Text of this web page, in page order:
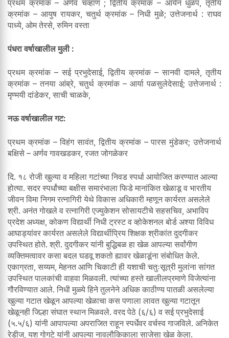
प्रथम क्रमांक – अर्णव चव्हाण ; द्वितीय क्रमांक – आर्यन धुळप, तृतीय
क्रमांक – आयुष रायकर, चतुर्थ क्रमांक – निधी मुळे; उत्तेजनार्थ : राघव
पाध्ये, ओम तेरसे, रु‍मिन वस्ता
पंधरा वर्षाखालील मुली :
प्रथम क्रमांक – सई प्रभुदेसाई, द्वितीय क्रमांक – सानवी दामले, तृतीय
क्रमांक – तनया आंब्रे, चतुर्थ क्रमांक – आर्या पळसुलेदेसाई; उत्तेजनार्थ :
मृण्मयी दांडेकर, साची चाळके,
नऊ वर्षाखालील गट:
प्रथम क्रमांक – विहंग सावंत, द्वितीय क्रमांक – पारस मुंडेकर; उत्तेजनार्थ
बक्षिसे – अर्णव गावखडकर, रजत जोगळेकर
दि. १८ रोजी खुल्या व महिला गटांच्या निवड स्पर्धा आयोजित करण्यात आल्या
होत्या. सदर स्पर्धांच्या बक्षीस समारंभाला फिडे मानांकित खेळाडू व भारतीय
जीवन विमा निगम रत्नागिरी येथे विकास अधिकारी म्हणून कार्यरत असलेले
श्री. अनंत गोखले व रत्नागिरी एज्युकेशन सोसायटीचे सहसचिव, अभाविप
प्रदेश अध्यक्ष, कोकण विद्यार्थी निधी ट्रस्ट व व्होकेशनल बोर्ड अश्या विविध
आघाड्यांवर कार्यरत असलेले विद्यार्थीप्रिय शिक्षक श्रीकांत दुदगीकर
उपस्थित होते. श्री. दुदगीकर यांनी बुद्धिबळ हा खेळ आपल्या सर्वांगीण
व्यक्तिमत्वावर कसा बदल घडवू शकतो ह्यावर खेळाडूंना संबोधित केले.
एकाग्रता, सय्यम, मेहनत आणि चिकाटी ही यशाची चतुःसूत्री मुलांना सांगत
उपस्थित पालकांची वाहवा मिळवली. त्यांच्या हस्ते खालीलप्रमाणे विजेत्यांना
गौरविण्यात आले. निधी मुळ्ये हिने तुलनेने अधिक काठीण्य पातळी असलेल्या
खुल्या गटात खेळून आपल्या खेळाचा कस पणाला लावत खुल्या गटातून
खेळूनही जिल्हा संघात स्थान मिळवले. वरद पेठे (६/६) व सई प्रभुदेसाई
(५.५/६) यांनी आपापल्या अपराजित राहून स्पर्धेवर वर्चस्व गाजविले. अनिकेत
रेडीज, यश गोगटे यांनी आपल्या नावलौकिकाला साजेसा खेळ केला.